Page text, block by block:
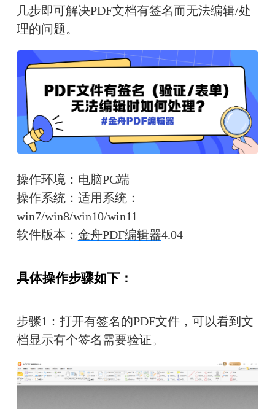
几步即可解决PDF文档有签名而无法编辑/处
理的问题。
操作环境：电脑PC端
操作系统：适用系统：
win7/win8/win10/win11
软件版本： 金舟PDF编辑器4.04
具体操作步骤如下：
步骤1：打开有签名的PDF文件，可以看到文
档显示有个签名需要验证。